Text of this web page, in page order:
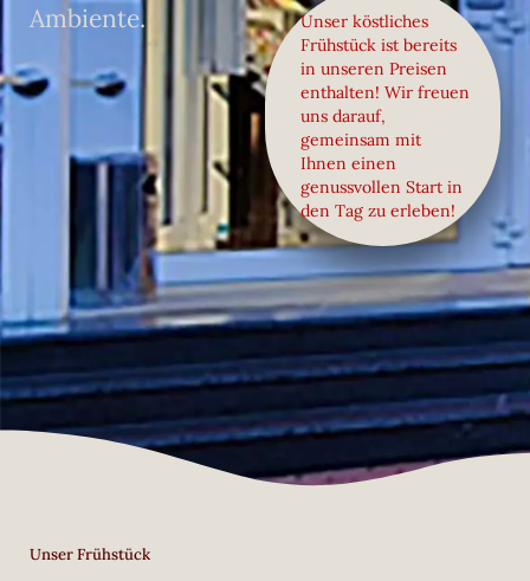
Ambiente.
Unser köstliches
Frühstück ist bereits
in unseren Preisen
enthalten! Wir freuen
uns darauf,
gemeinsam mit
Ihnen einen
genussvollen Start in
den Tag zu erleben!
Unser Frühstück